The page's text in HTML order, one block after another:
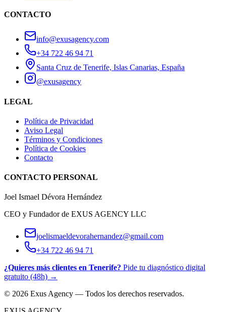
CONTACTO
info@exusagency.com
+34 722 46 94 71
Santa Cruz de Tenerife, Islas Canarias, España
@exusagency
LEGAL
Política de Privacidad
Aviso Legal
Términos y Condiciones
Política de Cookies
Contacto
CONTACTO PERSONAL
Joel Ismael Dévora Hernández
CEO y Fundador de EXUS AGENCY LLC
joelismaeldevorahernandez@gmail.com
+34 722 46 94 71
¿Quieres más clientes en Tenerife? Pide tu diagnóstico digital
gratuito (48h) →
© 2026 Exus Agency — Todos los derechos reservados.